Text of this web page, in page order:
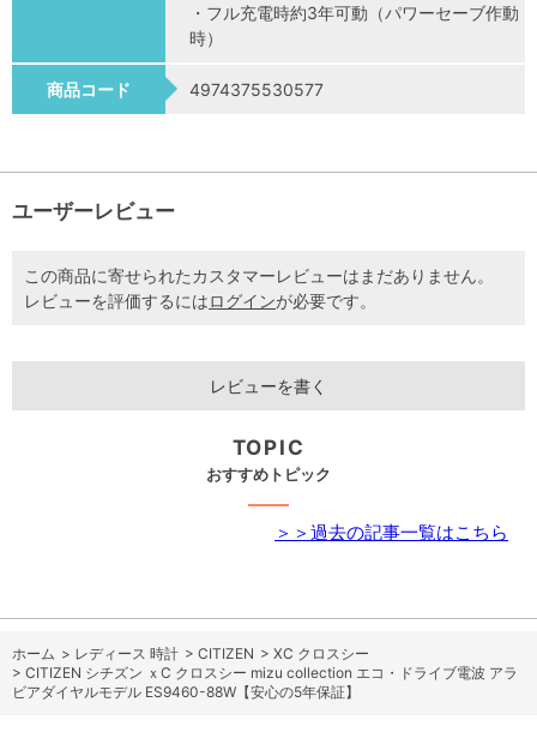
・フル充電時約3年可動（パワーセーブ作動
時）
商品コード 4974375530577
ユーザーレビュー
この商品に寄せられたカスタマーレビューはまだありません。
レビューを評価するにはログインが必要です。
レビューを書く
TOPIC
おすすめトピック
＞＞過去の記事一覧はこちら
ホーム > レディース 時計 > CITIZEN > XC クロスシー
> CITIZEN シチズン ｘC クロスシー mizu collection エコ・ドライブ電波 アラ
ビアダイヤルモデル ES9460-88W【安心の5年保証】